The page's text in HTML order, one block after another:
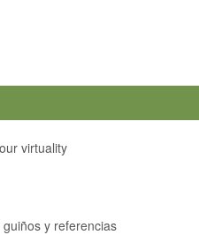
virtuality
y referencias